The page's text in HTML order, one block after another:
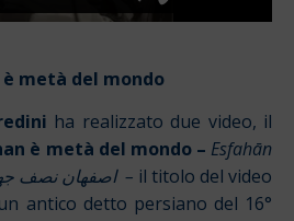
metà del mondo
ha realizzato due video, il
è metà del mondo – Esfahān
nesf-e jahān – اصفهان نصف جهان است – il titolo del video
antico detto persiano del 16°